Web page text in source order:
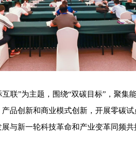
联”为主题，围绕“双碳目标”，聚集
品创新和商业模式创新，开展零碳
与新一轮科技革命和产业变革同频共